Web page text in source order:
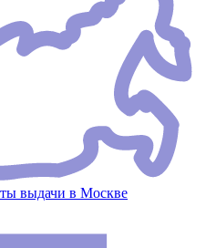
выдачи в Москве